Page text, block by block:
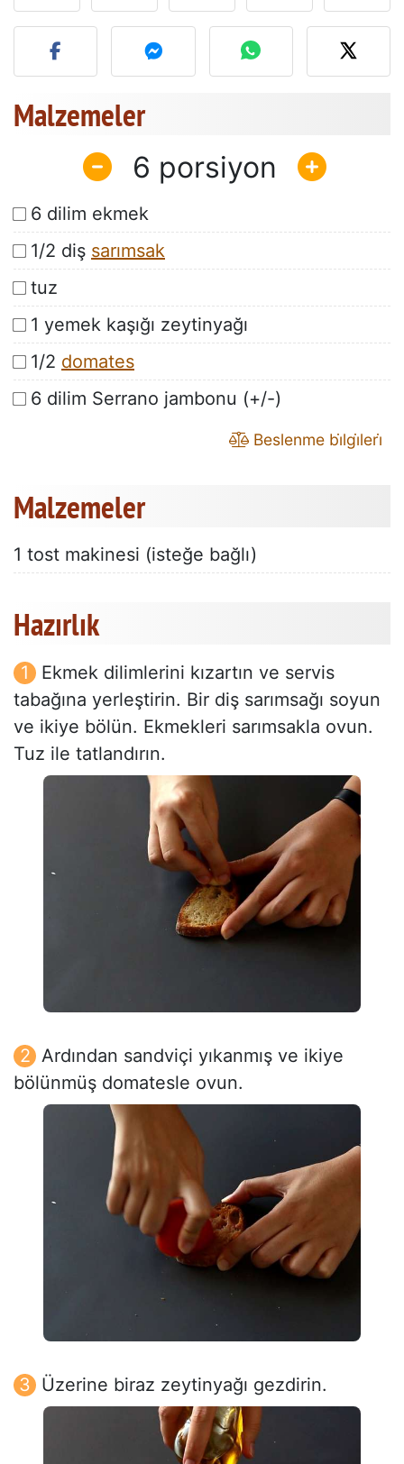
Bu tarifin fotoğrafını
Malzemeler
6
6 dilim ekmek
1/2 diş sarımsak
tuz
1 yemek kaşığı zeytinyağı
1/2 domates
6 dilim Serrano jambonu (+/-)
Beslenme bi̇lgi̇leri̇
Malzemeler
1 tost makinesi (isteğe bağlı)
Hazırlık
Ekmek dilimlerini kızartın ve servis
tabağına yerleştirin. Bir diş sarımsağı soyun
ve ikiye bölün. Ekmekleri sarımsakla ovun.
Tuz ile tatlandırın.
Ardından sandviçi yıkanmış ve ikiye
bölünmüş domatesle ovun.
Üzerine biraz zeytinyağı gezdirin.